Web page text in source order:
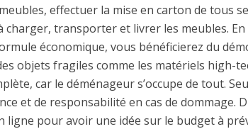
effectuer la mise en carton de tous
charger, transporter et livrer les meubles.
économique, vous bénéficierez du
objets fragiles comme les matériels high-
car le déménageur s’occupe de tout.
et de responsabilité en cas de dommage.
ligne pour avoir une idée sur le budget à